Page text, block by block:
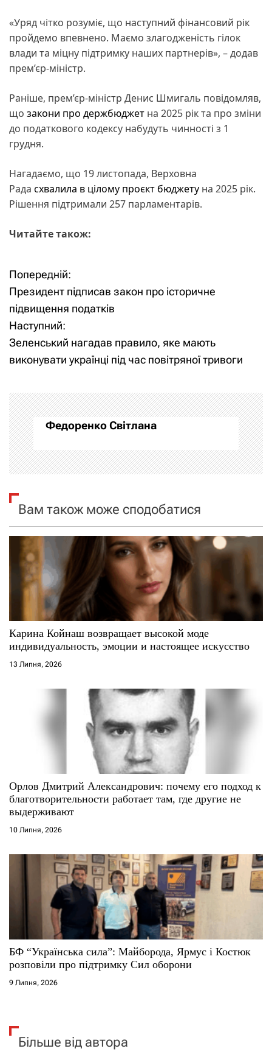
«Уряд чітко розуміє, що наступний фінансовий рік
пройдемо впевнено. Маємо злагодженість гілок
влади та міцну підтримку наших партнерів», – додав
прем’єр-міністр.
Раніше, прем’єр-міністр Денис Шмигаль повідомляв,
що закони про держбюджет на 2025 рік та про зміни
до податкового кодексу набудуть чинності з 1
грудня.
Нагадаємо, що 19 листопада, Верховна
Рада схвалила в цілому проєкт бюджету на 2025 рік.
Рішення підтримали 257 парламентарів.
Читайте також:
Н
а
в
і
а
ц
і
а
п
с
і
в
Попередній:
Президент підписав закон про історичне
підвищення податків
Наступний:
Зеленський нагадав правило, яке мають
виконувати українці під час повітряної тривоги
Федоренко Світлана
Вам також може сподобатися
Карина Койнаш возвращает высокой моде
индивидуальность, эмоции и настоящее искусство
13 Липня, 2026
Орлов Дмитрий Александрович: почему его подход к
благотворительности работает там, где другие не
выдерживают
10 Липня, 2026
БФ “Українська сила”: Майборода, Ярмус і Костюк
розповіли про підтримку Сил оборони
9 Липня, 2026
Більше від автора